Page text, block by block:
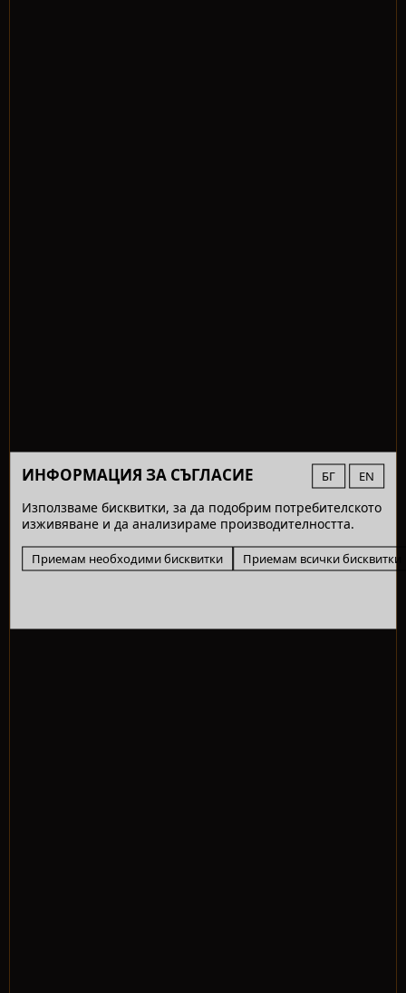
ИНФОРМАЦИЯ ЗА СЪГЛАСИЕ БГ EN
Използваме бисквитки, за да подобрим потребителското
изживяване и да анализираме производителността.
Приемам необходими бисквитки Приемам всички бисквитки